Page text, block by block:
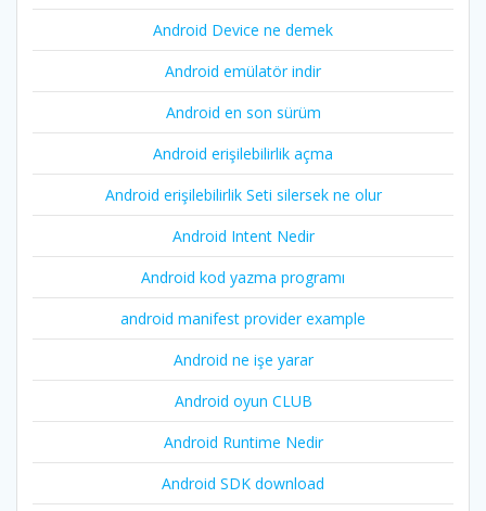
Android Device ne demek
Android emülatör indir
Android en son sürüm
Android erişilebilirlik açma
Android erişilebilirlik Seti silersek ne olur
Android Intent Nedir
Android kod yazma programı
android manifest provider example
Android ne işe yarar
Android oyun CLUB
Android Runtime Nedir
Android SDK download